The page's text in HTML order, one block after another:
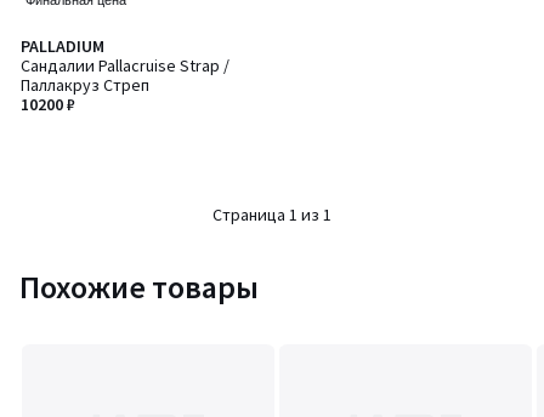
PALLADIUM
Сандалии Pallacruise Strap /
Паллакруз Стреп
10200 ₽
Страница 1 из 1
Похожие товары